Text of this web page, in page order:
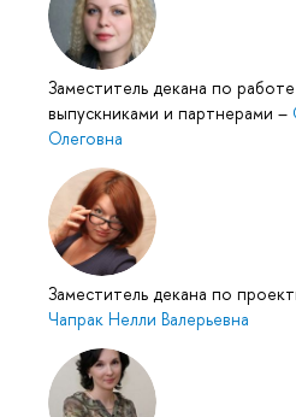
Заместитель декана по
выпускниками и партнерами –
Олеговна
Заместитель декана по
Чапрак Нелли Валерьевна